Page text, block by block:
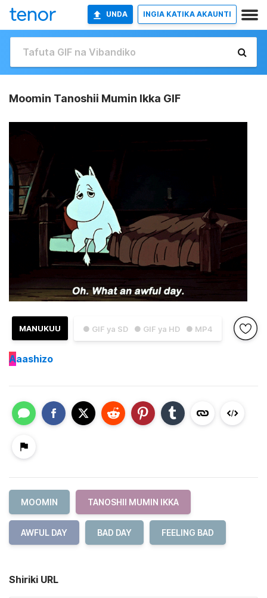
UNDA INGIA KATIKA AKAUNTI
Moomin Tanoshii Mumin Ikka GIF
● GIF ya SD ● GIF ya HD ● MP4
MANUKUU
Aaashizo
MOOMIN TANOSHII MUMIN IKKA
AWFUL DAY BAD DAY FEELING BAD
Shiriki URL